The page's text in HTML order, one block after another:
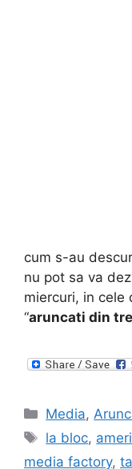
cum s-au
nu pot sa va
miercuri, in cele
“aruncati din
Categories
Media,
Tags
la bloc,
media factory,